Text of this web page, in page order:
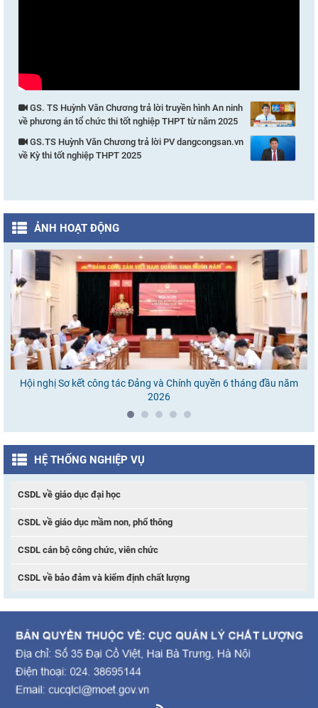
GS. TS Huỳnh Văn Chương trả lời truyền hình An ninh
về phương án tổ chức thi tốt nghiệp THPT từ năm 2025
GS.TS Huỳnh Văn Chương trả lời PV dangcongsan.vn
về Kỳ thi tốt nghiệp THPT 2025
ẢNH HOẠT ĐỘNG
Hội nghị Sơ kết công tác Đảng và Chính quyền 6 tháng đầu năm
2026
HỆ THỐNG NGHIỆP VỤ
CSDL về giáo dục đại học
CSDL về giáo dục mầm non, phổ thông
CSDL cán bộ công chức, viên chức
CSDL về bảo đảm và kiểm định chất lượng